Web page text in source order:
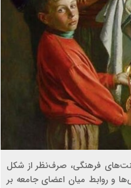
فرهنگی، صرف‌نظر از شکل
و روابط میان اعضای جامعه بر